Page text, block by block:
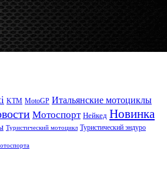
KTM MotoGP Итальянские мотоциклы
Мотоспорт Нейкед Новинка
Туристический мотоцикл Туристический эндуро